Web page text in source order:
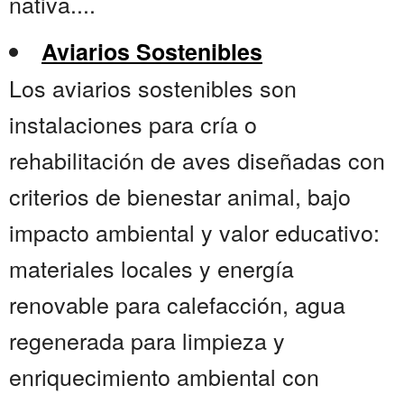
Aviarios Sostenibles
Los aviarios sostenibles son
instalaciones para cría o
rehabilitación de aves diseñadas con
criterios de bienestar animal, bajo
impacto ambiental y valor educativo:
materiales locales y energía
renovable para calefacción, agua
regenerada para limpieza y
enriquecimiento ambiental con